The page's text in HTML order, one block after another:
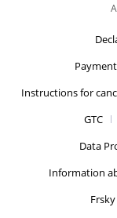
Instructions for
GTC
Data
Information